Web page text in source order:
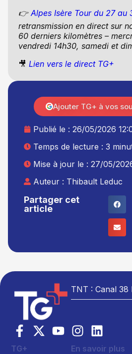
👉 Alpes Isère Tour du 27 au
retransmission en direct sur
60 derniers kilomètres –
vendredi 14h30, samedi et
🎥 Lien vers le direct TG+
Partager cet
article
Publié le : 26/05/2026
Temps de lecture : 3
Mise à jour le : 27/05/
Auteur : Thibault Leduc
Ajouter TG+ à vos
TNT : Canal 38
TG+ En savoir plus